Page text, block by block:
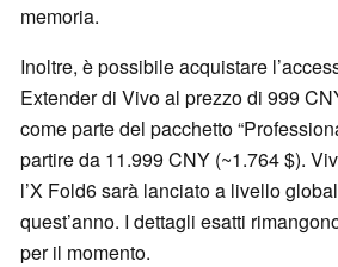
memoria.
Inoltre, è possibile acquistare
Extender di Vivo al prezzo di 999
come parte del pacchetto
partire da 11.999 CNY (~1.764 $).
l’X Fold6 sarà lanciato a livello
quest’anno. I dettagli esatti
per il momento.